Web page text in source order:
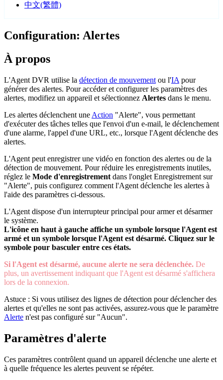
中文(繁體)
Configuration: Alertes
À propos
L'Agent DVR utilise la détection de mouvement ou l'IA pour
générer des alertes. Pour accéder et configurer les paramètres des
alertes, modifiez un appareil et sélectionnez Alertes dans le menu.
Les alertes déclenchent une Action "Alerte", vous permettant
d'exécuter des tâches telles que l'envoi d'un e-mail, le déclenchement
d'une alarme, l'appel d'une URL, etc., lorsque l'Agent déclenche des
alertes.
L'Agent peut enregistrer une vidéo en fonction des alertes ou de la
détection de mouvement. Pour réduire les enregistrements inutiles,
réglez le Mode d'enregistrement dans l'onglet Enregistrement sur
"Alerte", puis configurez comment l'Agent déclenche les alertes à
l'aide des paramètres ci-dessous.
L'Agent dispose d'un interrupteur principal pour armer et désarmer
le système.
L'icône en haut à gauche affiche un symbole lorsque l'Agent est
armé et un symbole lorsque l'Agent est désarmé. Cliquez sur le
symbole pour basculer entre ces états.
Si l'Agent est désarmé, aucune alerte ne sera déclenchée. De
plus, un avertissement indiquant que l'Agent est désarmé s'affichera
lors de la connexion.
Astuce : Si vous utilisez des lignes de détection pour déclencher des
alertes et qu'elles ne sont pas activées, assurez-vous que le paramètre
Alerte n'est pas configuré sur "Aucun".
Paramètres d'alerte
Ces paramètres contrôlent quand un appareil déclenche une alerte et
à quelle fréquence les alertes peuvent se répéter.